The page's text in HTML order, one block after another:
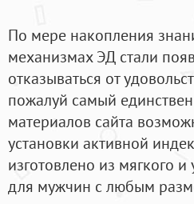
По мере накопления
механизмах ЭД стали
отказываться от
пожалуй самый
материалов сайта
установки активной
изготовлено из мягкого и
для мужчин с любым